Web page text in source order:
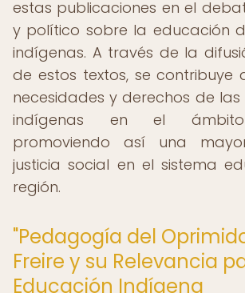
estas publicaciones en el
y político sobre la educación
indígenas. A través de la
de estos textos, se contribuye
necesidades y derechos de
indígenas en el ámbito
promoviendo así una
justicia social en el sistema
región.
"Pedagogía del
Freire y su Relevancia
Educación Indígena